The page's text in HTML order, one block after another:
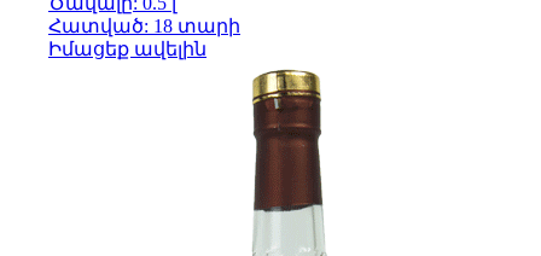
Հատված: 18 տարի
Իմացեք ավելին